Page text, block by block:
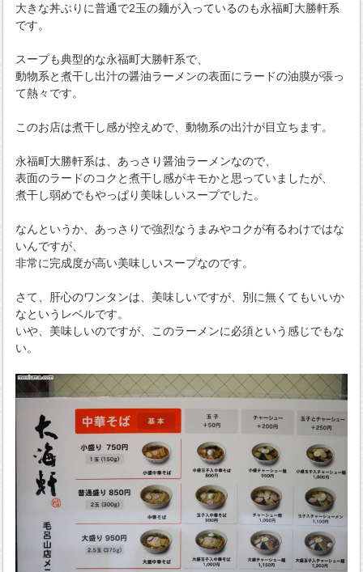
大きな丼ぶりに普通で2玉の麺が入っているのも永福町大勝軒系
です。
スープも典型的な永福町大勝軒系で、
動物系と煮干し出汁の醤油ラーメンの表面にラードの油膜が張っ
て熱々です。
このお店は煮干し感が控えめで、動物系の出汁が目立ちます。
永福町大勝軒系は、あっさり醤油ラーメンなので、
表面のラードのコクと煮干し感がキモかと思っていましたが、
煮干し弱めでもやっぱり美味しいスープでした。
なんというか、あっさりで強烈なうまみやコクが有るわけではな
いんですが、
非常に完成度が高い美味しいスープなのです。
さて、肝心のワンタンは、美味しいですが、別に無くてもいいか
なというレベルです。
いや、美味しいのですが、このラーメンに必須という感じでもな
い。